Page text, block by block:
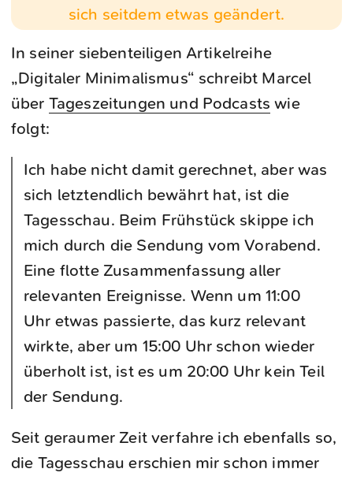
sich seitdem etwas geändert.
In seiner siebenteiligen Artikelreihe
„Digitaler Minimalismus“ schreibt Marcel
über Tageszeitungen und Podcasts wie
folgt:
Ich habe nicht damit gerechnet, aber was
sich letztendlich bewährt hat, ist die
Tagesschau. Beim Frühstück skippe ich
mich durch die Sendung vom Vorabend.
Eine flotte Zusammenfassung aller
relevanten Ereignisse. Wenn um 11:00
Uhr etwas passierte, das kurz relevant
wirkte, aber um 15:00 Uhr schon wieder
überholt ist, ist es um 20:00 Uhr kein Teil
der Sendung.
Seit geraumer Zeit verfahre ich ebenfalls so,
die Tagesschau erschien mir schon immer